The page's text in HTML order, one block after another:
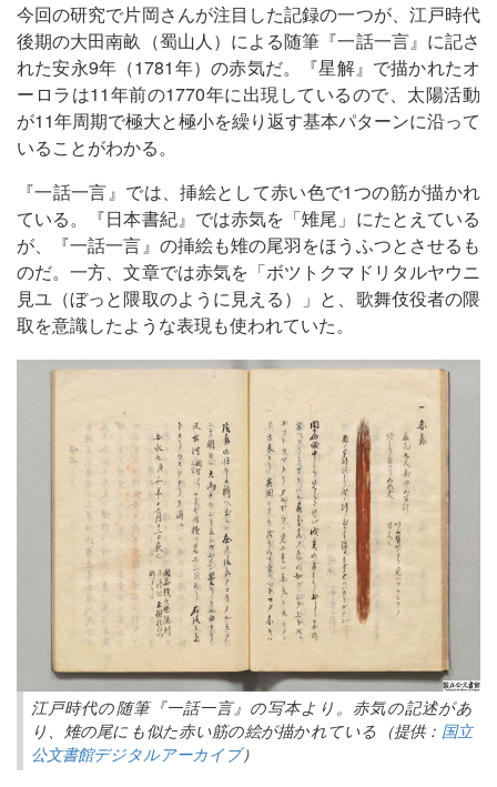
今回の研究で片岡さんが注目した記録の一つが、江戸時代
後期の大田南畝（蜀山人）による随筆『一話一言』に記さ
れた安永9年（1781年）の赤気だ。『星解』で描かれたオ
ーロラは11年前の1770年に出現しているので、太陽活動
が11年周期で極大と極小を繰り返す基本パターンに沿って
いることがわかる。
『一話一言』では、挿絵として赤い色で1つの筋が描かれ
ている。『日本書紀』では赤気を「雉尾」にたとえている
が、『一話一言』の挿絵も雉の尾羽をほうふつとさせるも
のだ。一方、文章では赤気を「ボツトクマドリタルヤウニ
見ユ（ぼっと隈取のように見える）」と、歌舞伎役者の隈
取を意識したような表現も使われていた。
江戸時代の随筆『一話一言』の写本より。赤気の記述があ
り、雉の尾にも似た赤い筋の絵が描かれている（提供： 国立
公文書館デジタルアーカイブ）